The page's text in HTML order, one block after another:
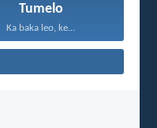
Tumelo
Ka baka leo, ke...